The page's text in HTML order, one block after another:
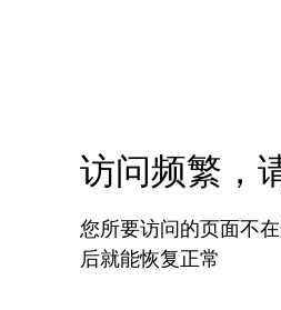
访问频繁，
您所要访问的页面不
后就能恢复正常